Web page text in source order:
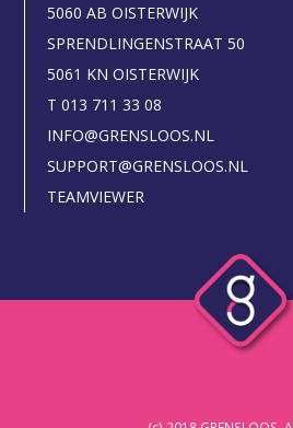
5060 AB OISTERWIJK
SPRENDLINGENSTRAAT 50
5061 KN OISTERWIJK
T 013 711 33 08
INFO@GRENSLOOS.NL
SUPPORT@GRENSLOOS.NL
TEAMVIEWER